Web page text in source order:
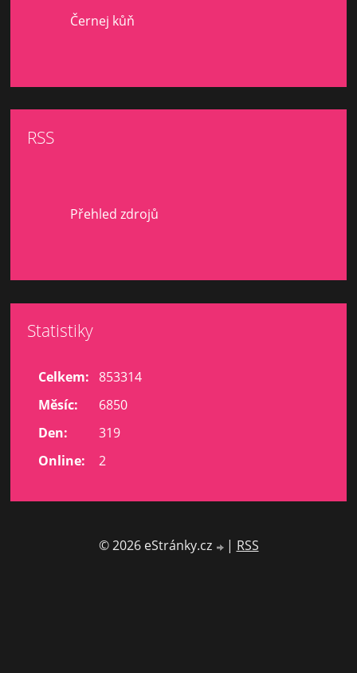
Černej kůň
RSS
Přehled zdrojů
Statistiky
Online: 2
Celkem: 853314
Měsíc:
6850
Den:
319
© 2026 eStránky.cz | RSS